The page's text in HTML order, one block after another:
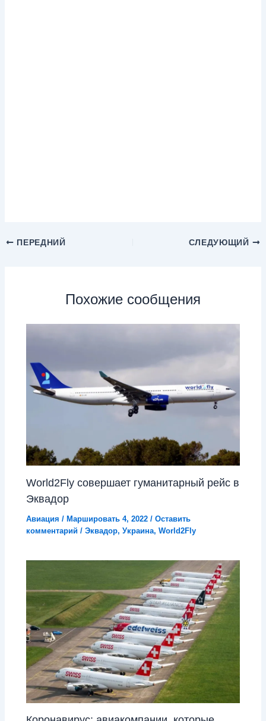
ПЕРЕДНИЙ СЛЕДУЮЩИЙ
Похожие сообщения
World2Fly совершает гуманитарный рейс в
Эквадор
Авиация /Маршировать 4, 2022/Оставить
комментарий /Эквадор,Украина,World2Fly